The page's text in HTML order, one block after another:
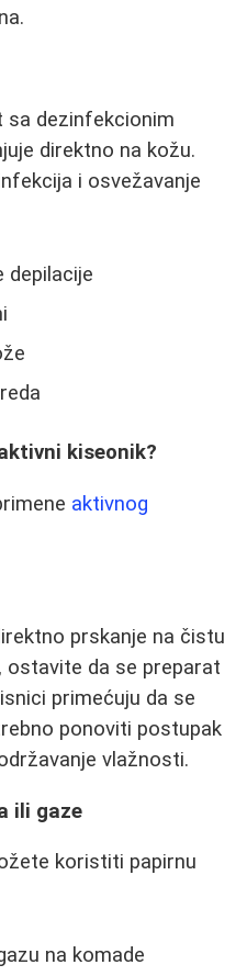
sa dezinfekcionim
direktno na kožu.
i osvežavanje
depilacije
kiseonik?
aktivnog
prskanje na čistu
ostavite da se preparat
primećuju da se
ponoviti postupak
vlažnosti.
ili gaze
koristiti papirnu
na komade